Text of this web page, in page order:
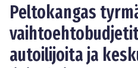
Peltokangas
autoilijoita ja